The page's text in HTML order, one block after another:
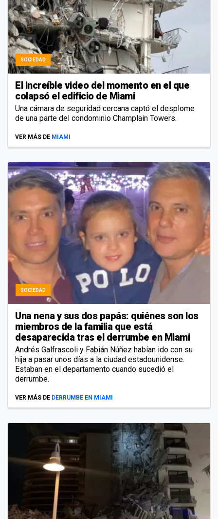
SOCIEDAD
El increíble video del momento en el que
colapsó el edificio de Miami
Una cámara de seguridad cercana captó el desplome
de una parte del condominio Champlain Towers.
VER MÁS DE MIAMI
SOCIEDAD
Una nena y sus dos papás: quiénes son los
miembros de la familia que está
desaparecida tras el derrumbe en Miami
Andrés Galfrascoli y Fabián Núñez habían ido con su
hija a pasar unos días a la ciudad estadounidense.
Estaban en el departamento cuando sucedió el
derrumbe.
VER MÁS DE DERRUMBE EN MIAMI